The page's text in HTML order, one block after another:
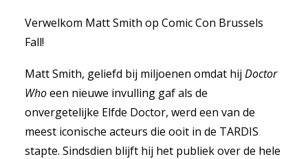
Verwelkom Matt Smith op Comic Con Brussels
Fall!
Matt Smith, geliefd bij miljoenen omdat hij Doctor
Whoeen nieuwe invulling gaf als de
onvergetelijke Elfde Doctor, werd een van de
meest iconische acteurs die ooit in de TARDIS
stapte. Sindsdien blijft hij het publiek over de hele